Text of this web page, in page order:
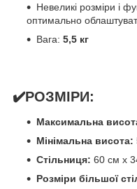
Невеликі розміри і
оптимально
Вага: 5,5 кг
✔️РОЗМІРИ:
Максимальна
Мінімальна висота:
Стільниця: 60 см х
Розміри більшої